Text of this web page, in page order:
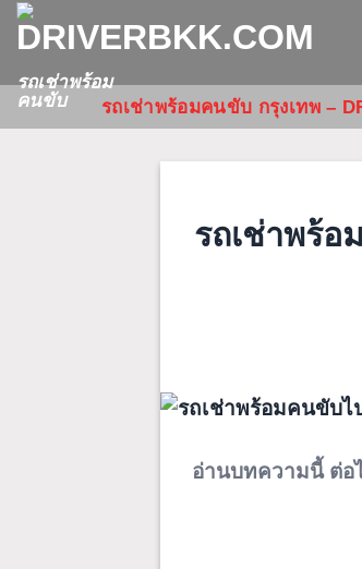
ข้าม
ไป
ยัง
เนื้อหา
รถเช่าพร้อม
คนขับ
รถเช่าพร้อมคนขับ กรุงเทพ –
รถเช่าพร้อ
อ่านบทความนี้ ต่อ